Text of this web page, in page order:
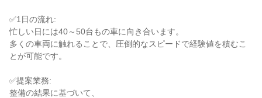
✅1日の流れ:
忙しい日には40～50台もの車に向き合います。
多くの車両に触れることで、圧倒的なスピードで経験値を積むこ
とが可能です。
✅提案業務:
整備の結果に基づいて、